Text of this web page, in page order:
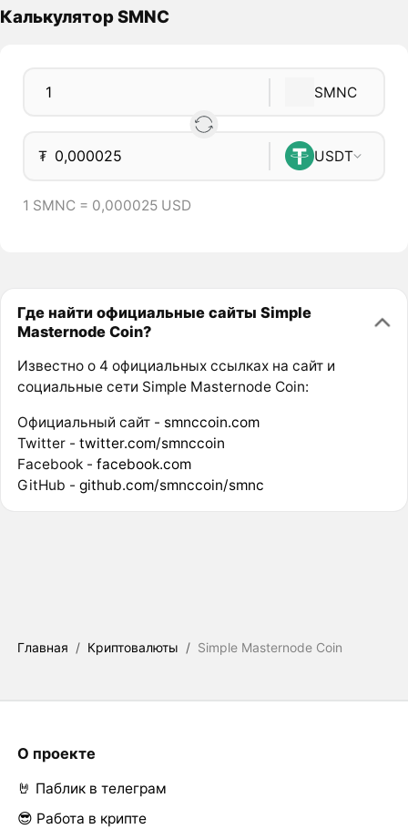
Калькулятор SMNC
SMNC
₮ USDT
1 SMNC = 0,000025 USD
Где найти официальные сайты Simple
Masternode Coin?
Известно о 4 официальных ссылках на сайт и
социальные сети Simple Masternode Coin:
Официальный сайт - smnccoin.com
Twitter - twitter.com/smnccoin
Facebook - facebook.com
GitHub - github.com/smnccoin/smnc
Главная / Криптовалюты / Simple Masternode Coin
О проекте
🤘 Паблик в телеграм
😎 Работа в крипте